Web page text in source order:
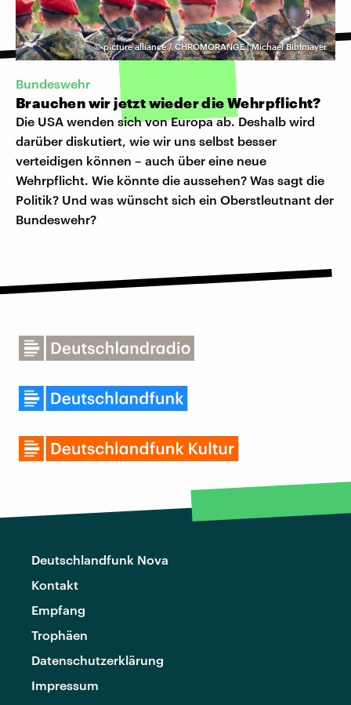
©picture alliance / CHROMORANGE | Michael Bihlmayer
Bundeswehr
Brauchen wir jetzt wieder die Wehrpflicht?
Die USA wenden sich von Europa ab. Deshalb wird
darüber diskutiert, wie wir uns selbst besser
verteidigen können – auch über eine neue
Wehrpflicht. Wie könnte die aussehen? Was sagt die
Politik? Und was wünscht sich ein Oberstleutnant der
Bundeswehr?
Deutschlandfunk Nova
Kontakt
Empfang
Trophäen
Datenschutzerklärung
Impressum